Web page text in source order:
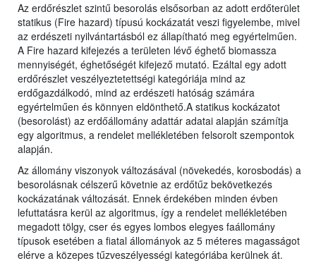
Az erdőrészlet szintű besorolás elsősorban az adott erdőterület
statikus (Fire hazard) típusú kockázatát veszi figyelembe, mivel
az erdészeti nyilvántartásból ez állapítható meg egyértelműen.
A Fire hazard kifejezés a területen lévő éghető biomassza
mennyiségét, éghetőségét kifejező mutató. Ezáltal egy adott
erdőrészlet veszélyeztetettségi kategóriája mind az
erdőgazdálkodó, mind az erdészeti hatóság számára
egyértelműen és könnyen eldönthető.A statikus kockázatot
(besorolást) az erdőállomány adattár adatai alapján számítja
egy algoritmus, a rendelet mellékletében felsorolt szempontok
alapján.
Az állomány viszonyok változásával (növekedés, korosbodás) a
besorolásnak célszerű követnie az erdőtűz bekövetkezés
kockázatának változását. Ennek érdekében minden évben
lefuttatásra kerül az algoritmus, így a rendelet mellékletében
megadott tölgy, cser és egyes lombos elegyes faállomány
típusok esetében a fiatal állományok az 5 méteres magasságot
elérve a közepes tűzveszélyességi kategóriába kerülnek át.